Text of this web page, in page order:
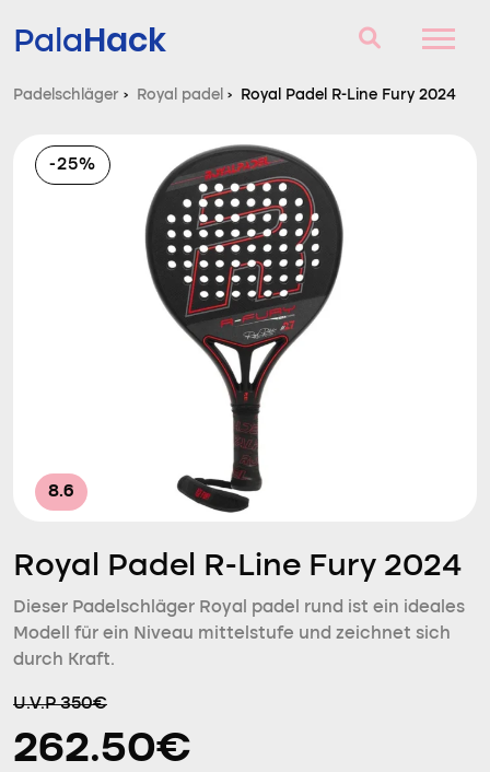
PalaHack
Fragen und Antworten
Vergleich
Padelschläger › Royal padel › Royal Padel R-Line Fury 2024
-25%
8.6
Royal Padel R-Line Fury 2024
Dieser Padelschläger Royal padel rund ist ein ideales
Modell für ein Niveau mittelstufe und zeichnet sich
durch Kraft.
U.V.P 350€
262.50€